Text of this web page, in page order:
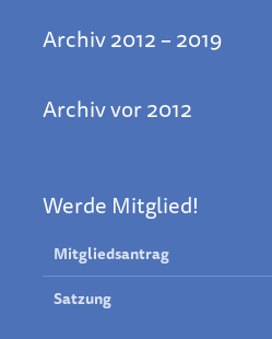
Archiv 2012 – 2019
Archiv vor 2012
Werde Mitglied!
Mitgliedsantrag
Satzung